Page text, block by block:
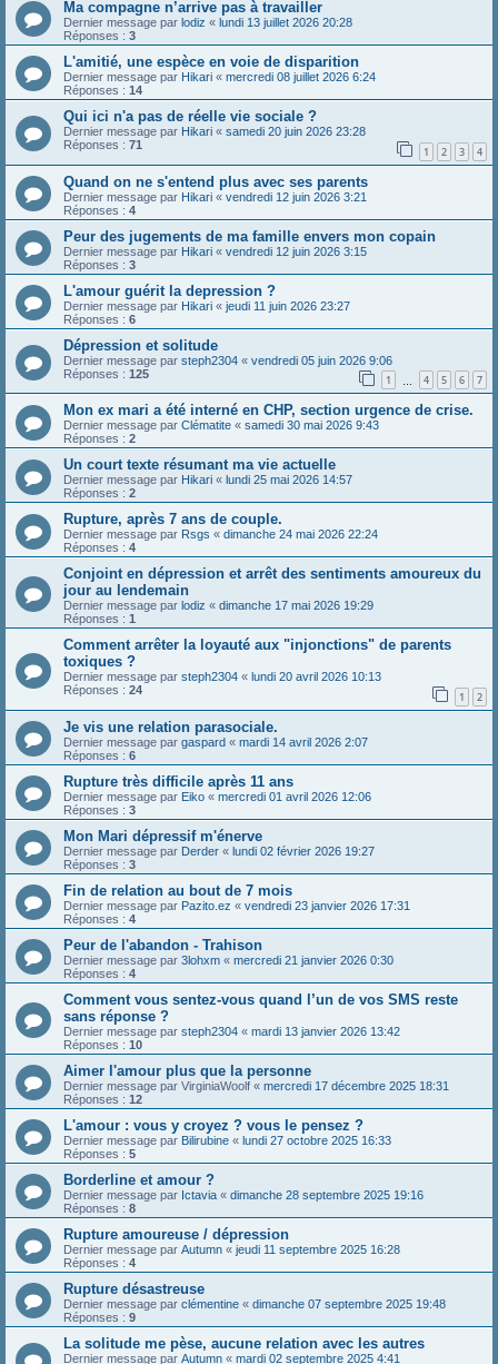
Ma compagne n’arrive pas à travailler
Dernier message par lodiz « lundi 13 juillet 2026 20:28
Réponses : 3
L'amitié, une espèce en voie de disparition
Dernier message par Hikari « mercredi 08 juillet 2026 6:24
Réponses : 14
Qui ici n'a pas de réelle vie sociale ?
Dernier message par Hikari « samedi 20 juin 2026 23:28
Réponses : 71 1 2 3 4
Quand on ne s'entend plus avec ses parents
Dernier message par Hikari « vendredi 12 juin 2026 3:21
Réponses : 4
Peur des jugements de ma famille envers mon copain
Dernier message par Hikari « vendredi 12 juin 2026 3:15
Réponses : 3
L'amour guérit la depression ?
Dernier message par Hikari « jeudi 11 juin 2026 23:27
Réponses : 6
Dépression et solitude
Dernier message par steph2304 « vendredi 05 juin 2026 9:06
Réponses : 125 1 4 5 6 7
Mon ex mari a été interné en CHP, section urgence de crise.
Dernier message par Clématite « samedi 30 mai 2026 9:43
Réponses : 2
Un court texte résumant ma vie actuelle
Dernier message par Hikari « lundi 25 mai 2026 14:57
Réponses : 2
Rupture, après 7 ans de couple.
Dernier message par Rsgs « dimanche 24 mai 2026 22:24
Réponses : 4
Conjoint en dépression et arrêt des sentiments amoureux du
jour au lendemain
Dernier message par lodiz « dimanche 17 mai 2026 19:29
Réponses : 1
Comment arrêter la loyauté aux "injonctions" de parents
toxiques ?
Dernier message par steph2304 « lundi 20 avril 2026 10:13
Réponses : 24 1 2
Je vis une relation parasociale.
Dernier message par gaspard « mardi 14 avril 2026 2:07
Réponses : 6
Rupture très difficile après 11 ans
Dernier message par Eiko « mercredi 01 avril 2026 12:06
Réponses : 3
Mon Mari dépressif m'énerve
Dernier message par Derder « lundi 02 février 2026 19:27
Réponses : 3
Fin de relation au bout de 7 mois
Dernier message par Pazito.ez « vendredi 23 janvier 2026 17:31
Réponses : 4
Peur de l'abandon - Trahison
Dernier message par 3lohxm « mercredi 21 janvier 2026 0:30
Réponses : 4
Comment vous sentez-vous quand l’un de vos SMS reste
sans réponse ?
Dernier message par steph2304 « mardi 13 janvier 2026 13:42
Réponses : 10
Aimer l'amour plus que la personne
Dernier message par VirginiaWoolf « mercredi 17 décembre 2025 18:31
Réponses : 12
L'amour : vous y croyez ? vous le pensez ?
Dernier message par Bilirubine « lundi 27 octobre 2025 16:33
Réponses : 5
Borderline et amour ?
Dernier message par Ictavia « dimanche 28 septembre 2025 19:16
Réponses : 8
Rupture amoureuse / dépression
Dernier message par Autumn « jeudi 11 septembre 2025 16:28
Réponses : 4
Rupture désastreuse
Dernier message par clémentine « dimanche 07 septembre 2025 19:48
Réponses : 9
La solitude me pèse, aucune relation avec les autres
Dernier message par Autumn « mardi 02 septembre 2025 4:41